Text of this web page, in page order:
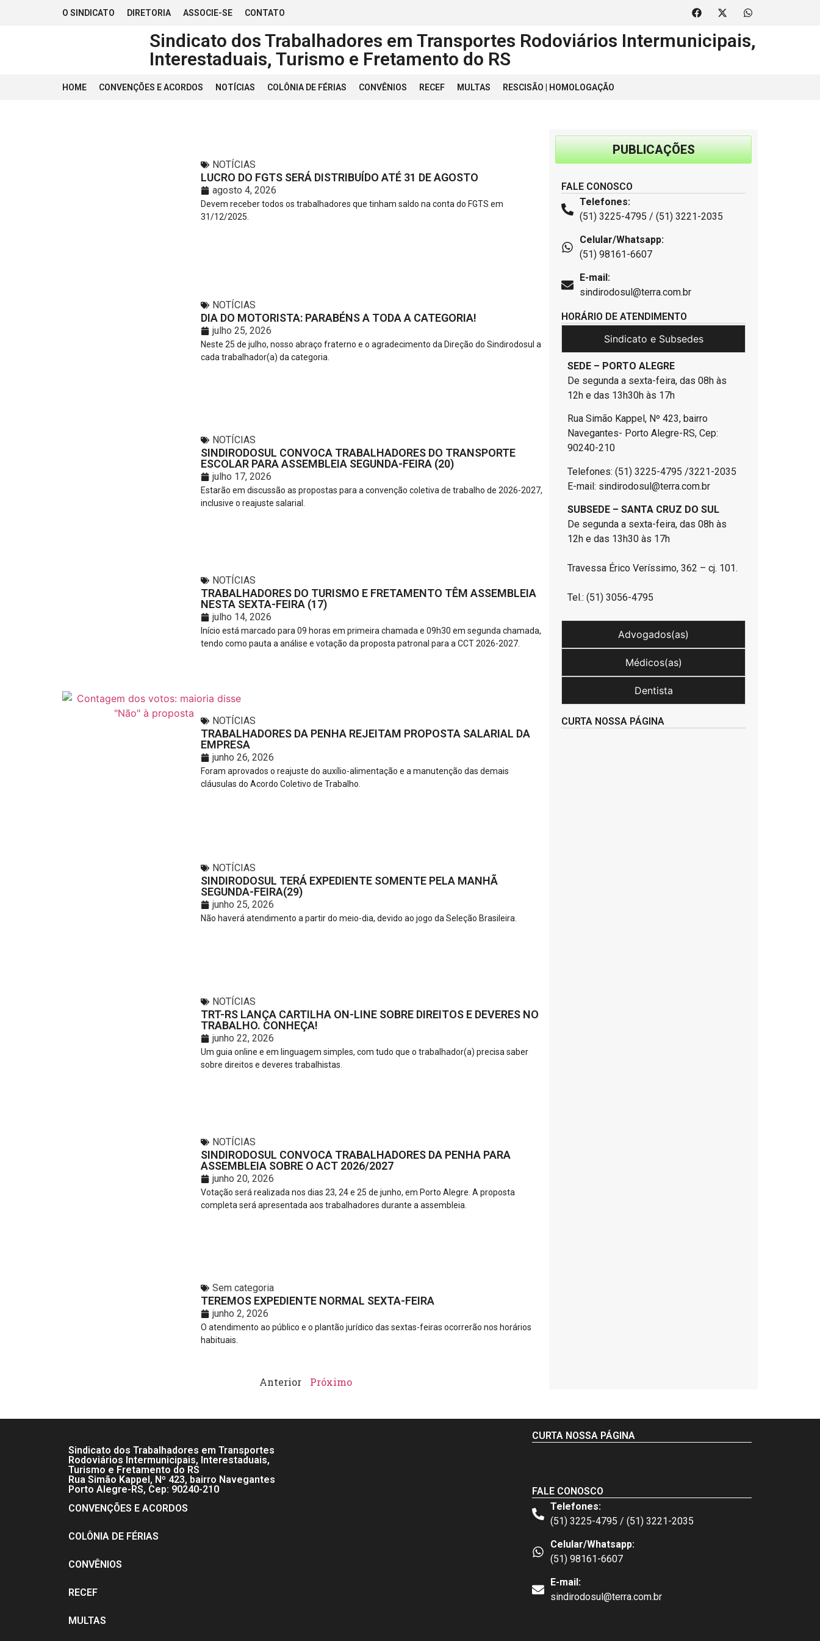
O SINDICATO DIRETORIA ASSOCIE-SE CONTATO
Sindicato dos Trabalhadores em Transportes Rodoviários Intermunicipais,
Interestaduais, Turismo e Fretamento do RS
HOME CONVENÇÕES E ACORDOS NOTÍCIAS COLÔNIA DE FÉRIAS CONVÊNIOS RECEF MULTAS RESCISÃO | HOMOLOGAÇÃO
NOTÍCIAS
LUCRO DO FGTS SERÁ DISTRIBUÍDO ATÉ 31 DE AGOSTO
agosto 4, 2026
Devem receber todos os trabalhadores que tinham saldo na conta do FGTS em
31/12/2025.
NOTÍCIAS
DIA DO MOTORISTA: PARABÉNS A TODA A CATEGORIA!
julho 25, 2026
Neste 25 de julho, nosso abraço fraterno e o agradecimento da Direção do Sindirodosul a
cada trabalhador(a) da categoria.
NOTÍCIAS
SINDIRODOSUL CONVOCA TRABALHADORES DO TRANSPORTE
ESCOLAR PARA ASSEMBLEIA SEGUNDA-FEIRA (20)
julho 17, 2026
Estarão em discussão as propostas para a convenção coletiva de trabalho de 2026-2027,
inclusive o reajuste salarial.
NOTÍCIAS
TRABALHADORES DO TURISMO E FRETAMENTO TÊM ASSEMBLEIA
NESTA SEXTA-FEIRA (17)
julho 14, 2026
Início está marcado para 09 horas em primeira chamada e 09h30 em segunda chamada,
tendo como pauta a análise e votação da proposta patronal para a CCT 2026-2027.
NOTÍCIAS
TRABALHADORES DA PENHA REJEITAM PROPOSTA SALARIAL DA
EMPRESA
junho 26, 2026
Foram aprovados o reajuste do auxílio-alimentação e a manutenção das demais
cláusulas do Acordo Coletivo de Trabalho.
NOTÍCIAS
SINDIRODOSUL TERÁ EXPEDIENTE SOMENTE PELA MANHÃ
SEGUNDA-FEIRA(29)
junho 25, 2026
Não haverá atendimento a partir do meio-dia, devido ao jogo da Seleção Brasileira.
NOTÍCIAS
TRT-RS LANÇA CARTILHA ON-LINE SOBRE DIREITOS E DEVERES NO
TRABALHO. CONHEÇA!
junho 22, 2026
Um guia online e em linguagem simples, com tudo que o trabalhador(a) precisa saber
sobre direitos e deveres trabalhistas.
NOTÍCIAS
SINDIRODOSUL CONVOCA TRABALHADORES DA PENHA PARA
ASSEMBLEIA SOBRE O ACT 2026/2027
junho 20, 2026
Votação será realizada nos dias 23, 24 e 25 de junho, em Porto Alegre. A proposta
completa será apresentada aos trabalhadores durante a assembleia.
Sem categoria
TEREMOS EXPEDIENTE NORMAL SEXTA-FEIRA
junho 2, 2026
O atendimento ao público e o plantão jurídico das sextas-feiras ocorrerão nos horários
habituais.
Anterior Próximo
PUBLICAÇÕES
FALE CONOSCO
Telefones:
(51) 3225-4795 / (51) 3221-2035
Celular/Whatsapp:
(51) 98161-6607
E-mail:
sindirodosul@terra.com.br
HORÁRIO DE ATENDIMENTO
Sindicato e Subsedes
SEDE – PORTO ALEGRE
De segunda a sexta-feira, das 08h às
12h e das 13h30h às 17h
Rua Simão Kappel, Nº 423, bairro
Navegantes- Porto Alegre-RS, Cep:
90240-210
Telefones: (51) 3225-4795 /3221-2035
E-mail: sindirodosul@terra.com.br
SUBSEDE – SANTA CRUZ DO SUL
De segunda a sexta-feira, das 08h às
12h e das 13h30 às 17h
Travessa Érico Veríssimo, 362 – cj. 101.
Tel.: (51) 3056-4795
Advogados(as)
Médicos(as)
Dentista
CURTA NOSSA PÁGINA
Sindicato dos Trabalhadores em Transportes
Rodoviários Intermunicipais, Interestaduais,
Turismo e Fretamento do RS
Rua Simão Kappel, Nº 423, bairro Navegantes
Porto Alegre-RS, Cep: 90240-210
CONVENÇÕES E ACORDOS
COLÔNIA DE FÉRIAS
CONVÊNIOS
RECEF
MULTAS
CURTA NOSSA PÁGINA
FALE CONOSCO
Telefones:
(51) 3225-4795 / (51) 3221-2035
Celular/Whatsapp:
(51) 98161-6607
E-mail:
sindirodosul@terra.com.br